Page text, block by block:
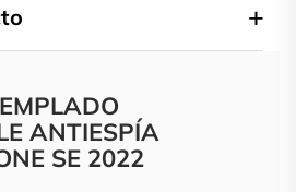
ANTIESPÍA
SE 2022